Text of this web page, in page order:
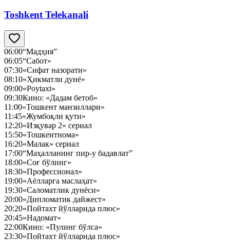
Toshkent Telekanali
06:00“Мадҳия”
06:05“Сабот»
07:30«Сифат назорати»
08:10«Ҳикматли дунё»
09:00«Poytaxt»
09:30Кино: «Дадам бетоб»
11:00«Тошкент манзиллари»
11:45«Жумбоқли қути»
12:20«Изқувар 2» сериал
15:50«Тошкентнома»
16:20«Малак» сериал
17:00“Маҳалланинг пир-у бадавлат”
18:00«Соғ бўлинг»
18:30«Профессионал»
19:00«Аёлларга маслаҳат»
19:30«Саломатлик дунёси»
20:00«Дипломатик дайжест»
20:20«Пойтахт йўлларида плюс»
20:45«Надомат»
22:00Кино: «Пулинг бўлса»
23:30«Пойтахт йўлларида плюс»